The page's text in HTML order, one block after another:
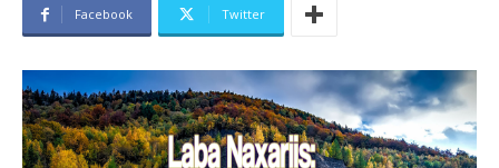
Facebook Twitter